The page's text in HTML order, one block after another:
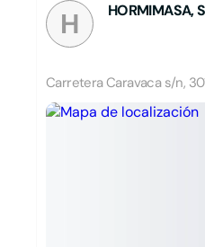
H HORMIMASA,
Carretera Caravaca s/n,